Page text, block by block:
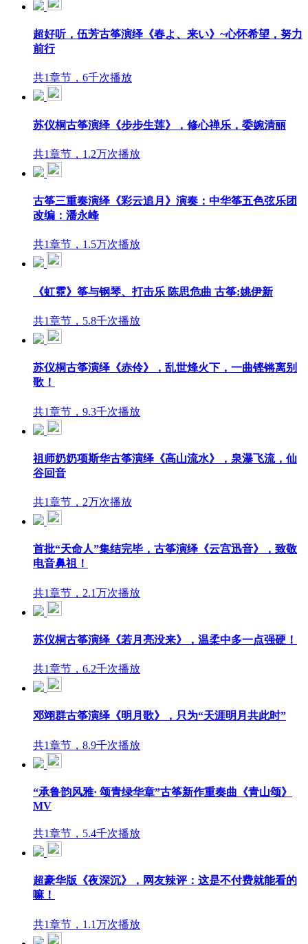
超好听，伍芳古筝演绎《春よ、来い》~心怀希望，努力
前行
共1章节，6千次播放
苏仪桐古筝演绎《步步生莲》，修心禅乐，委婉清丽
共1章节，1.2万次播放
古筝三重奏演绎《彩云追月》演奏：中华筝五色弦乐团
改编：潘永峰
共1章节，1.5万次播放
《虹霓》筝与钢琴、打击乐 陈思危曲 古筝:姚伊新
共1章节，5.8千次播放
苏仪桐古筝演绎《赤伶》，乱世烽火下，一曲铿锵离别
歌！
共1章节，9.3千次播放
祖师奶奶项斯华古筝演绎《高山流水》，泉瀑飞流，仙
谷回音
共1章节，2万次播放
首批“天命人”集结完毕，古筝演绎《云宫迅音》，致敬
电音鼻祖！
共1章节，2.1万次播放
苏仪桐古筝演绎《若月亮没来》，温柔中多一点强硬！
共1章节，6.2千次播放
邓翊群古筝演绎《明月歌》，只为“天涯明月共此时”
共1章节，8.9千次播放
“承鲁韵风雅· 颂青绿华章”古筝新作重奏曲《青山颂》
MV
共1章节，5.4千次播放
超豪华版《夜深沉》，网友辣评：这是不付费就能看的
嘛！
共1章节，1.1万次播放